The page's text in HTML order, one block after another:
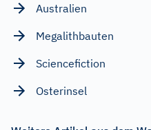
Australien
Megalithbauten
Sciencefiction
Osterinsel